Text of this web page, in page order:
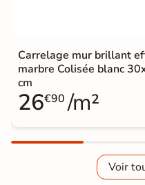
Carrelage mur brillant
marbre Colisée blanc
cm
26€90 /m²
Voir